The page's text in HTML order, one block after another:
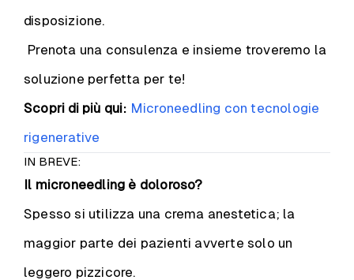
disposizione.
Prenota una consulenza e insieme troveremo la
soluzione perfetta per te!
Scopri di più qui: Microneedling con tecnologie
rigenerative
IN BREVE:
Il microneedling è doloroso?
Spesso si utilizza una crema anestetica; la
maggior parte dei pazienti avverte solo un
leggero pizzicore.